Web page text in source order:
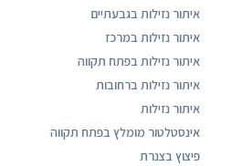
איתור נזילות בגבעתיים
איתור נזילות במרכז
איתור נזילות בפתח תקווה
איתור נזילות ברחובות
איתור נזילות
אינסטלטור מומלץ בפתח תקווה
פיצוץ בצנרת